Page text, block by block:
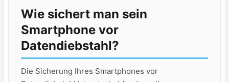
Wie sichert man sein
Smartphone vor
Datendiebstahl?
Die Sicherung Ihres Smartphones vor